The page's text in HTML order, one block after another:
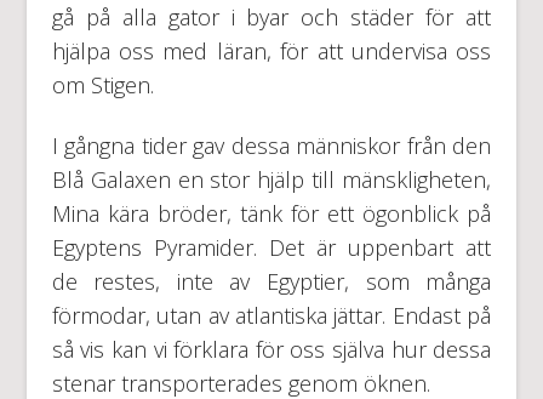
gå på alla gator i byar och städer för att
hjälpa oss med läran, för att undervisa oss
om Stigen.
I gångna tider gav dessa människor från den
Blå Galaxen en stor hjälp till mänskligheten,
Mina kära bröder, tänk för ett ögonblick på
Egyptens Pyramider. Det är uppenbart att
de restes, inte av Egyptier, som många
förmodar, utan av atlantiska jättar. Endast på
så vis kan vi förklara för oss själva hur dessa
stenar transporterades genom öknen.